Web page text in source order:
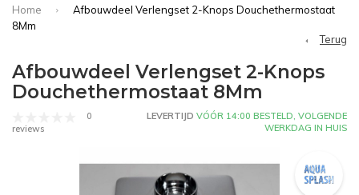
Home
Afbouwdeel Verlengset 2-Knops Douchethermostaat
8Mm
Terug
Afbouwdeel Verlengset 2-Knops
Douchethermostaat 8Mm
0
reviews
LEVERTIJD VÓÓR 14:00 BESTELD, VOLGENDE
WERKDAG IN HUIS